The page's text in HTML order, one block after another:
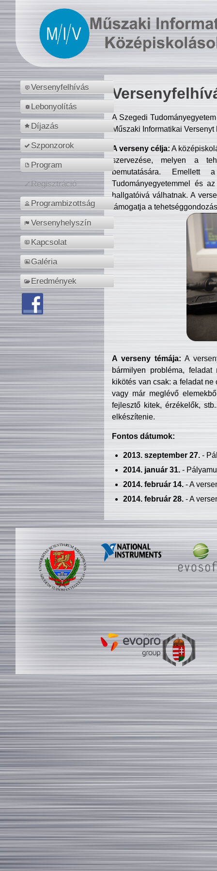
Versenyfelhívás
Lebonyolítás
Díjazás
Szponzorok
Program
Regisztráció
Programbizottság
Versenyhelyszín
Kapcsolat
Galéria
Eredmények
A Szegedi
Műszaki Informatikai
A verseny célja: A
szervezése, melyen a
bemutatására. Emellett
Tudományegyetemmel és
hallgatóivá válhatnak. A
támogatja a
A verseny témája: A
bármilyen probléma, feladat
kikötés van csak: a feladat
vagy már meglévő
fejlesztő kitek, érzékelők,
elkészítenie.
Fontos dátumok:
2013. szeptember 27.-
2014. január 31.-
2014. február 14.- A
2014. február 28.- A